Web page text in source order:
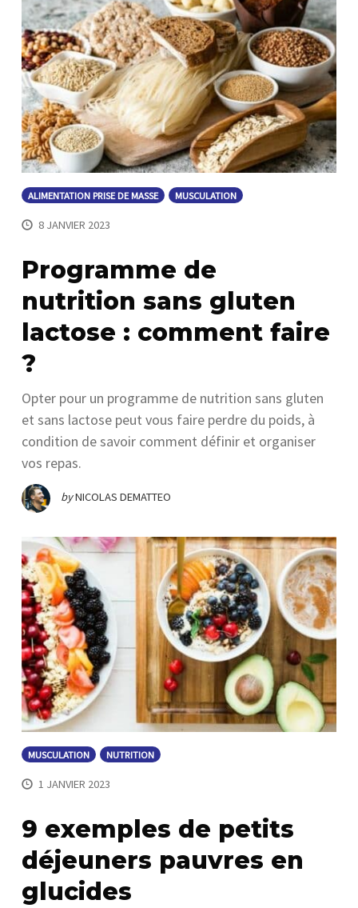
ALIMENTATION PRISE DE MASSE MUSCULATION
8 JANVIER 2023
Programme de
nutrition sans gluten
lactose : comment faire
?
Opter pour un programme de nutrition sans gluten
et sans lactose peut vous faire perdre du poids, à
condition de savoir comment définir et organiser
vos repas.
byNICOLAS DEMATTEO
MUSCULATION NUTRITION
1 JANVIER 2023
9 exemples de petits
déjeuners pauvres en
glucides